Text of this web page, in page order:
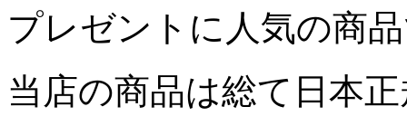
プレゼントに人気の商
当店の商品は総て日本